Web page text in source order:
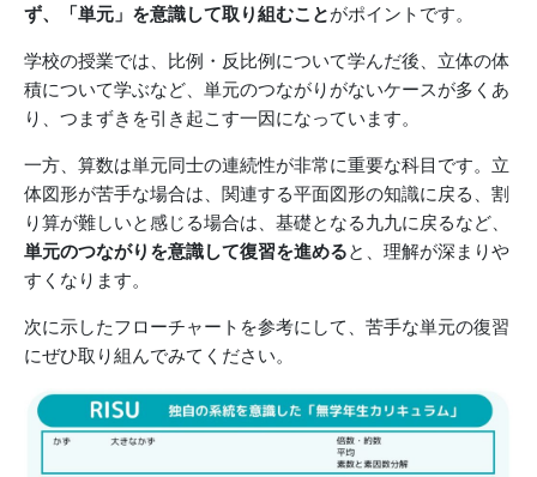
ず、「単元」を意識して取り組むことがポイントです。
学校の授業では、比例・反比例について学んだ後、立体の体
積について学ぶなど、単元のつながりがないケースが多くあ
り、つまずきを引き起こす一因になっています。
一方、算数は単元同士の連続性が非常に重要な科目です。立
体図形が苦手な場合は、関連する平面図形の知識に戻る、割
り算が難しいと感じる場合は、基礎となる九九に戻るなど、
単元のつながりを意識して復習を進めると、理解が深まりや
すくなります。
次に示したフローチャートを参考にして、苦手な単元の復習
にぜひ取り組んでみてください。